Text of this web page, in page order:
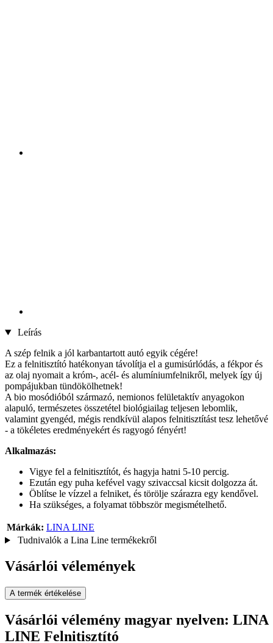
Leírás
A szép felnik a jól karbantartott autó egyik cégére!
Ez a felnitisztító hatékonyan távolítja el a gumisúrlódás, a fékpor és
az olaj nyomait a króm-, acél- és alumíniumfelnikről, melyek így új
pompájukban tündökölhetnek!
A bio mosódióból származó, nemionos felületaktív anyagokon
alapuló, természetes összetétel biológiailag teljesen lebomlik,
valamint gyengéd, mégis rendkívül alapos felnitisztítást tesz lehetővé
- a tökéletes eredményekért és ragyogó fényért!
Alkalmazás:
Vigye fel a felnitisztítót, és hagyja hatni 5-10 percig.
Ezután egy puha kefével vagy szivaccsal kicsit dolgozza át.
Öblítse le vízzel a felniket, és törölje szárazra egy kendővel.
Ha szükséges, a folyamat többször megismételhető.
Márkák: LINA LINE
Tudnivalók a Lina Line termékekről
Vásárlói vélemények
A termék értékelése
Vásárlói vélemény magyar nyelven: LINA
LINE Felnitisztító